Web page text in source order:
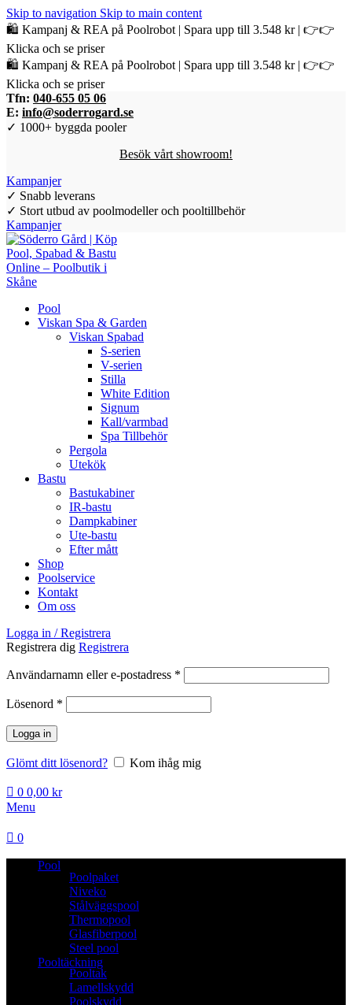
Skip to navigation Skip to main content
🛍️ Kampanj & REA på Poolrobot | Spara upp till 3.548 kr | 👉👉
Klicka och se priser
🛍️ Kampanj & REA på Poolrobot | Spara upp till 3.548 kr | 👉👉
Klicka och se priser
Tfn: 040-655 05 06
E: info@soderrogard.se
✓ 1000+ byggda pooler
Besök vårt showroom!
Kampanjer
✓ Snabb leverans
✓ Stort utbud av poolmodeller och pooltillbehör
Kampanjer
Pool
Viskan Spa & Garden
Viskan Spabad
S-serien
V-serien
Stilla
White Edition
Signum
Kall/varmbad
Spa Tillbehör
Pergola
Utekök
Bastu
Bastukabiner
IR-bastu
Dampkabiner
Ute-bastu
Efter mått
Shop
Poolservice
Kontakt
Om oss
Logga in / Registrera
Registrera dig Registrera
Användarnamn eller e-postadress *
Lösenord *
Logga in
Glömt ditt lösenord? Kom ihåg mig
0 0,00 kr
Menu
0
Pool
Poolpaket
Niveko
Stålväggspool
Thermopool
Glasfiberpool
Steel pool
Pooltäckning
Pooltak
Lamellskydd
Poolskydd